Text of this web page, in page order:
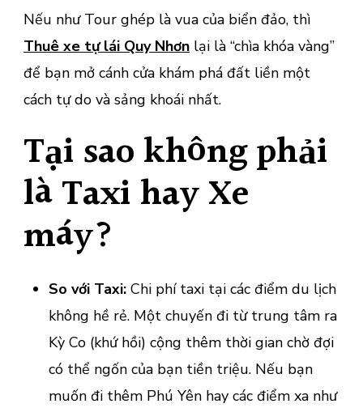
Nếu như Tour ghép là vua của biển đảo, thì
Thuê xe tự lái Quy Nhơn lại là “chìa khóa vàng”
để bạn mở cánh cửa khám phá đất liền một
cách tự do và sảng khoái nhất.
Tại sao không phải
là Taxi hay Xe
máy?
So với Taxi:Chi phí taxi tại các điểm du lịch
không hề rẻ. Một chuyến đi từ trung tâm ra
Kỳ Co (khứ hồi) cộng thêm thời gian chờ đợi
có thể ngốn của bạn tiền triệu. Nếu bạn
muốn đi thêm Phú Yên hay các điểm xa như